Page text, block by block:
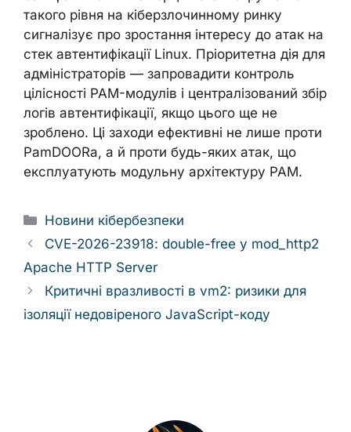
такого рівня на кіберзлочинному ринку
сигналізує про зростання інтересу до атак на
стек автентифікації Linux. Пріоритетна дія для
адміністраторів — запровадити контроль
цілісності PAM-модулів і централізований збір
логів автентифікації, якщо цього ще не
зроблено. Ці заходи ефективні не лише проти
PamDOORa, а й проти будь-яких атак, що
експлуатують модульну архітектуру PAM.
Categories
Новини кібербезпеки
CVE-2026-23918: double-free у mod_http2
Apache HTTP Server
Критичні вразливості в vm2: ризики для
ізоляції недовіреного JavaScript-коду